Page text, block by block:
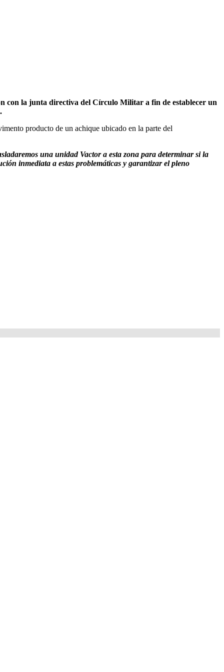
con la junta directiva del Círculo Militar a fin de establecer un
producto de un achique ubicado en la parte del
una unidad Vactor a esta zona para determinar si la
inmediata a estas problemáticas y garantizar el pleno